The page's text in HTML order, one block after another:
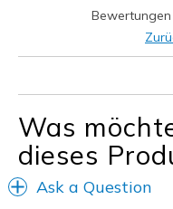
View On Shoes
Was
dieses
Ask a Question